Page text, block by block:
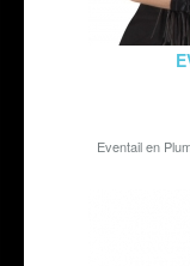
Eventail en